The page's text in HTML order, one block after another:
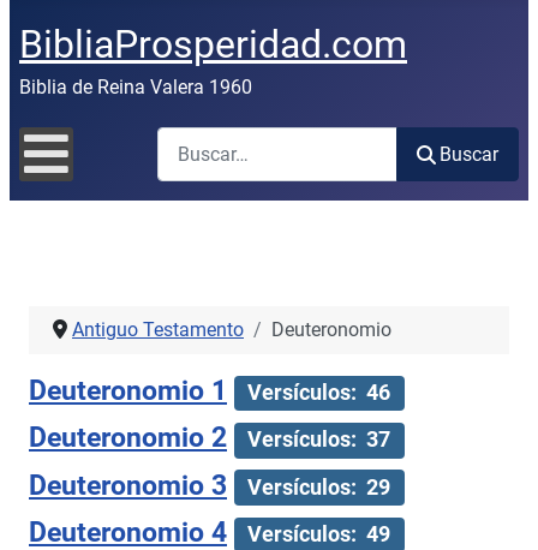
BibliaProsperidad.com
Biblia de Reina Valera 1960
Buscar
Buscar
Antiguo Testamento Deuteronomio
Deuteronomio 1 Versículos: 46
Deuteronomio 2 Versículos: 37
Deuteronomio 3 Versículos: 29
Deuteronomio 4 Versículos: 49